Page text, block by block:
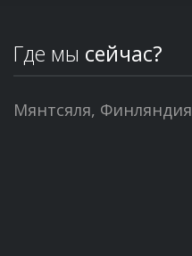
Где мы сейчас?
Мянтсяля, Финляндия